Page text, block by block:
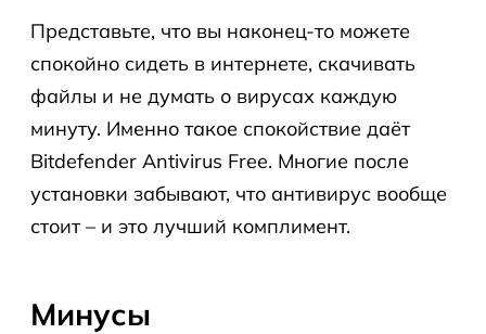
Представьте, что вы наконец-то можете
спокойно сидеть в интернете, скачивать
файлы и не думать о вирусах каждую
минуту. Именно такое спокойствие даёт
Bitdefender Antivirus Free. Многие после
установки забывают, что антивирус вообще
стоит – и это лучший комплимент.
Минусы